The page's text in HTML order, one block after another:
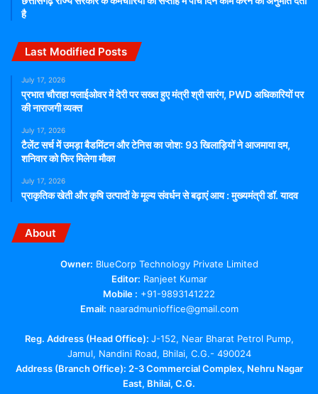
है
Last Modified Posts
July 17, 2026
प्रभात चौराहा फ्लाईओवर में देरी पर सख्त हुए मंत्री श्री सारंग, PWD अधिकारियों पर
की नाराजगी व्यक्त
July 17, 2026
टैलेंट सर्च में उमड़ा बैडमिंटन और टेनिस का जोश: 93 खिलाड़ियों ने आजमाया दम,
शनिवार को फिर मिलेगा मौका
July 17, 2026
प्राकृतिक खेती और कृषि उत्पादों के मूल्य संवर्धन से बढ़ाएं आय : मुख्यमंत्री डॉ. यादव
About
Owner: BlueCorp Technology Private Limited
Editor: Ranjeet Kumar
Mobile : +91-9893141222
Email: naaradmunioffice@gmail.com
Reg. Address (Head Office): J-152, Near Bharat Petrol Pump,
Jamul, Nandini Road, Bhilai, C.G.- 490024
Address (Branch Office): 2-3 Commercial Complex, Nehru Nagar
East, Bhilai, C.G.